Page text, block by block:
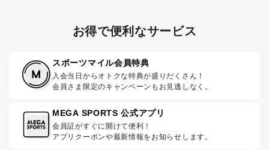
お得で便利なサービス
スポーツマイル会員特典
入会当日からオトクな特典が盛りだくさん！
会員さま限定のキャンペーンもお見逃しなく。
MEGA SPORTS 公式アプリ
会員証がすぐに開けて便利！
アプリクーポンや最新情報をお知らせします。